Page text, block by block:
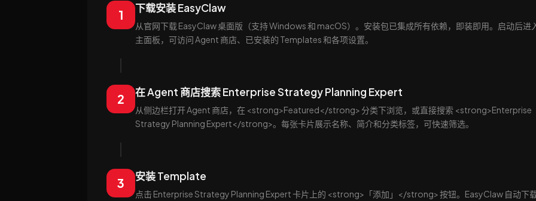
1 下载安装 EasyClaw
从官网下载 EasyClaw 桌面版（支持 Windows 和 macOS）。安装包已集成所有依赖，即装即用。启动后进
主面板，可访问 Agent 商店、已安装的 Templates 和各项设置。
2 在 Agent 商店搜索 Enterprise Strategy Planning Expert
从侧边栏打开 Agent 商店，在 <strong>Featured</strong> 分类下浏览，或直接搜索 <strong>Enterprise
Strategy Planning Expert</strong>。每张卡片展示名称、简介和分类标签，可快速筛选。
3 安装 Template
点击 Enterprise Strategy Planning Expert 卡片上的 <strong>「添加」</strong> 按钮。EasyClaw 自动下